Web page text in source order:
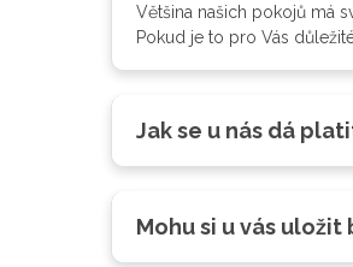
Většina našich pokojů má
Pokud je to pro Vás
Jak se u nás dá
Mohu si u vás uložit